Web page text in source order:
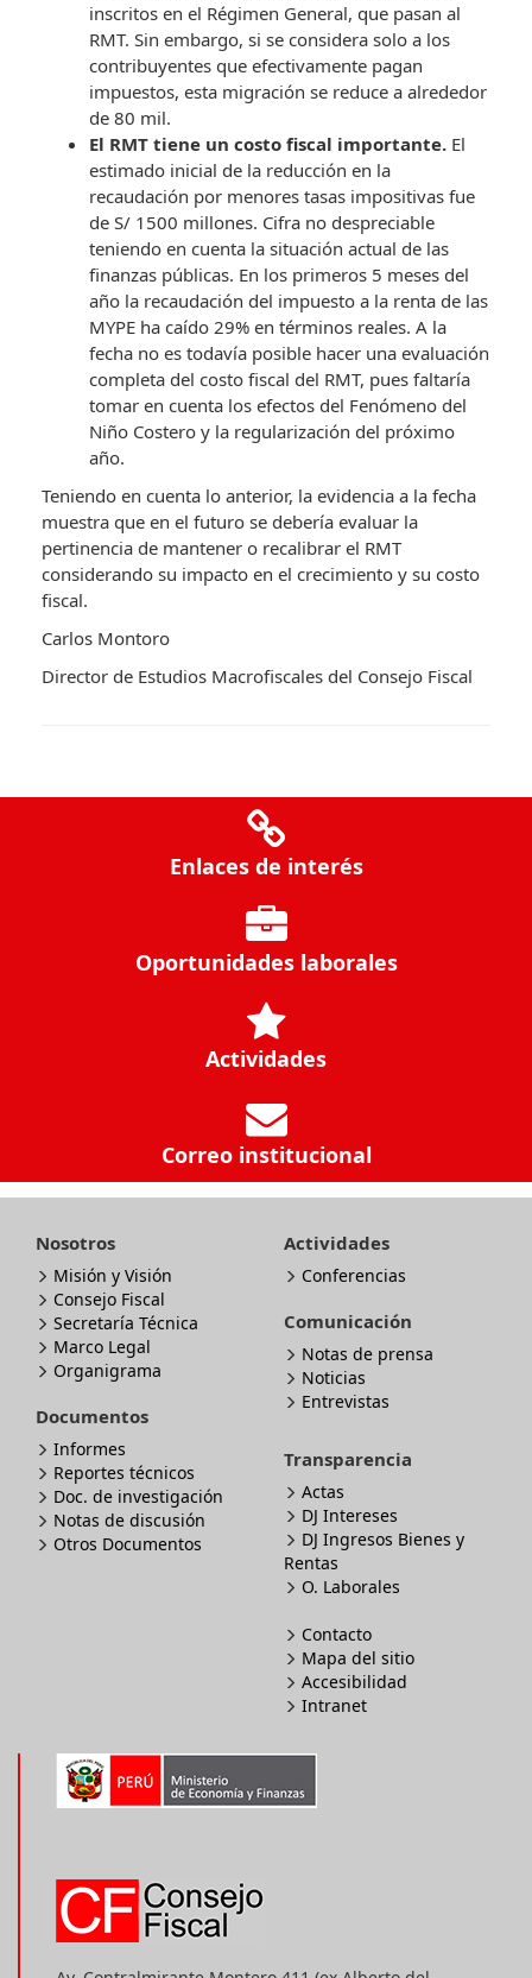
inscritos en el Régimen General, que pasan al
RMT. Sin embargo, si se considera solo a los
contribuyentes que efectivamente pagan
impuestos, esta migración se reduce a alrededor
de 80 mil.
El RMT tiene un costo fiscal importante. El
estimado inicial de la reducción en la
recaudación por menores tasas impositivas fue
de S/ 1500 millones. Cifra no despreciable
teniendo en cuenta la situación actual de las
finanzas públicas. En los primeros 5 meses del
año la recaudación del impuesto a la renta de las
MYPE ha caído 29% en términos reales. A la
fecha no es todavía posible hacer una evaluación
completa del costo fiscal del RMT, pues faltaría
tomar en cuenta los efectos del Fenómeno del
Niño Costero y la regularización del próximo
año.
Teniendo en cuenta lo anterior, la evidencia a la fecha
muestra que en el futuro se debería evaluar la
pertinencia de mantener o recalibrar el RMT
considerando su impacto en el crecimiento y su costo
fiscal.
Carlos Montoro
Director de Estudios Macrofiscales del Consejo Fiscal
Enlaces de interés
Oportunidades laborales
Actividades
Correo institucional
Nosotros
Misión y Visión
Consejo Fiscal
Secretaría Técnica
Marco Legal
Organigrama
Documentos
Informes
Reportes técnicos
Doc. de investigación
Notas de discusión
Otros Documentos
Actividades
Conferencias
Comunicación
Notas de prensa
Noticias
Entrevistas
Transparencia
Actas
DJ Intereses
DJ Ingresos Bienes y
Rentas
O. Laborales
Contacto
Mapa del sitio
Accesibilidad
Intranet